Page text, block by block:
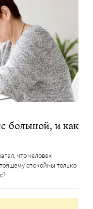
большой, и как
что человек
спокойны только